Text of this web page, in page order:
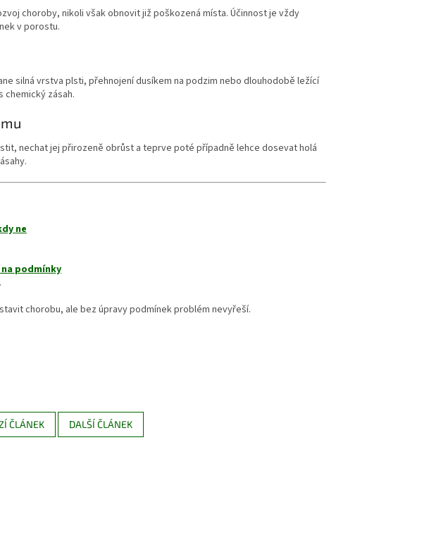
choroby, nikoli však obnovit již poškozená místa. Účinnost je vždy
v porostu.
silná vrstva plsti, přehnojení dusíkem na podzim nebo dlouhodobě ležící
zásah.
nechat jej přirozeně obrůst a teprve poté případně lehce dosevat holá
ne
podmínky
chorobu, ale bez úpravy podmínek problém nevyřeší.
ČLÁNEK DALŠÍ ČLÁNEK